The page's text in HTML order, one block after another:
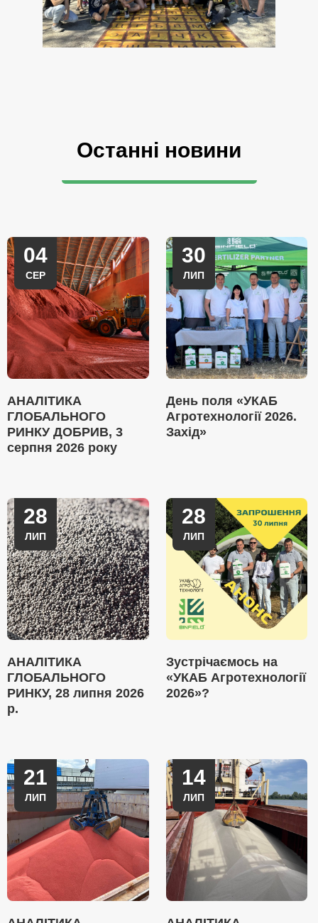
Останні новини
04
СЕР
АНАЛІТИКА
ГЛОБАЛЬНОГО
РИНКУ ДОБРИВ, 3
серпня 2026 року
30
ЛИП
День поля «УКАБ
Агротехнології 2026.
Захід»
28
ЛИП
АНАЛІТИКА
ГЛОБАЛЬНОГО
РИНКУ, 28 липня 2026
р.
28
ЛИП
Зустрічаємось на
«УКАБ Агротехнології
2026»?
21
ЛИП
14
ЛИП